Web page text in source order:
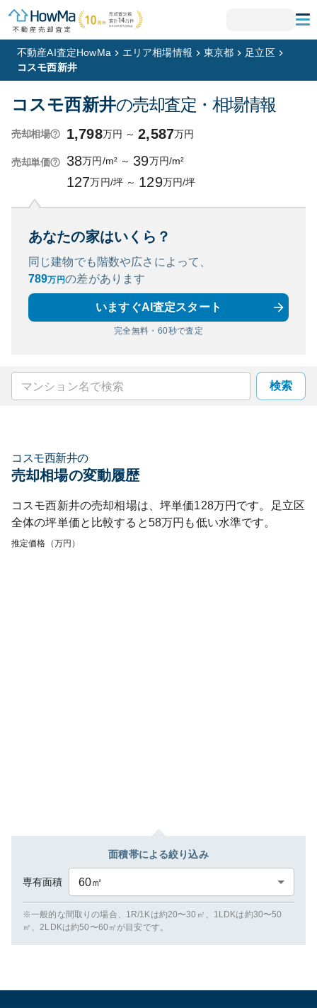
不動産AI査定HowMa エリア相場情報 東京都
足立区
コスモ西新井
コスモ西新井の売却査定・相場情報
売却相場 1,798万円 ～ 2,587万円
売却単価 38万円/m² ～ 39万円/m²
127万円/坪 ～ 129万円/坪
あなたの家はいくら？
同じ建物でも階数や広さによって、
789万円の差があります
いますぐAI査定スタート
完全無料・60秒で査定
検索
コスモ西新井の
売却相場の変動履歴
コスモ西新井の売却相場は、坪単価128万円です。
足立区
全体の坪単価と比較すると58万円も低い水準です。
推定価格（万円）
面積帯による絞り込み
専有面積 60㎡
※一般的な間取りの場合、1R/1Kは約20〜30㎡、1LDKは約30〜50
㎡、2LDKは約50〜60㎡が目安です。